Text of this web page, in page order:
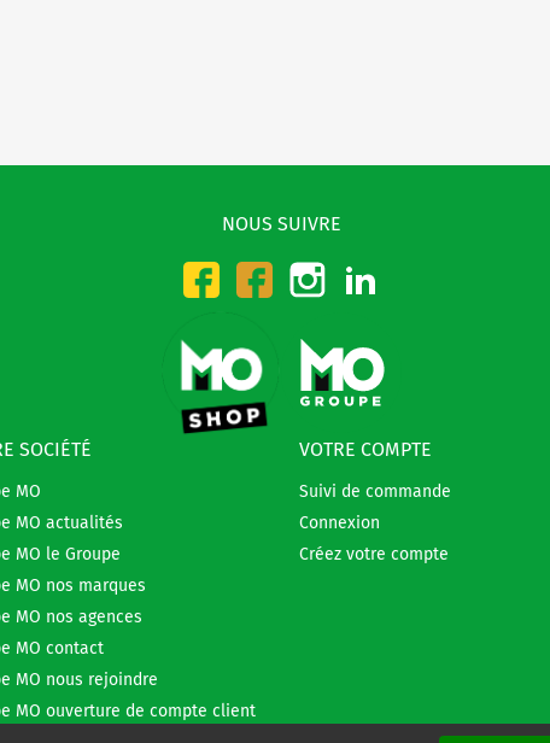
NOUS SUIVRE
Facebook-CMO
Facebook-DMO
Instagram
SOCIÉTÉ
MO
MO actualités
MO le Groupe
MO nos marques
MO nos agences
MO contact
MO nous rejoindre
MO ouverture de compte client
VOTRE COMPTE
Suivi de commande
Connexion
Créez votre compte